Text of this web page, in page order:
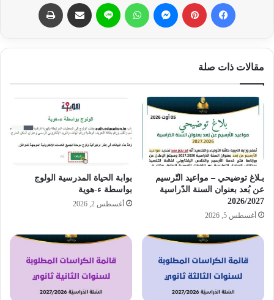
مقالات ذات صلة
بـلاغ توضيحي – مواعيد التّرسيم
عن بُعد بعنوان السنة الدّراسية
2026/2027
أغسطس 5, 2026
بوابة الحياة المدرسية الولوج
بواسطة ء-هوية
أغسطس 2, 2026